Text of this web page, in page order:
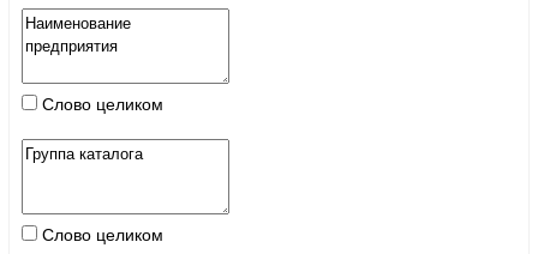
Слово целиком
Слово целиком